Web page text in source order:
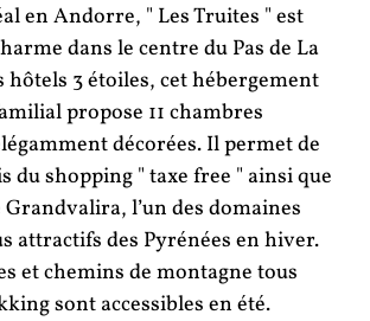
en Andorre, " Les Truites " est
dans le centre du Pas de La
hôtels 3 étoiles, cet hébergement
propose 11 chambres
décorées. Il permet de
du shopping " taxe free " ainsi que
l’un des domaines
attractifs des Pyrénées en hiver.
et chemins de montagne tous
sont accessibles en été.